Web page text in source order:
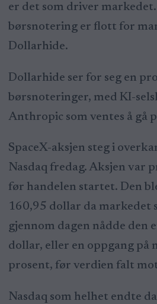
er det som driver
børsnotering er flott for
Dollarhide.
Dollarhide ser for seg en
børsnoteringer, med KI-
Anthropic som ventes å gå
SpaceX-aksjen steg i
Nasdaq fredag. Aksjen var
før handelen startet. Den
160,95 dollar da markedet
gjennom dagen nådde den
dollar, eller en oppgang på
prosent, før verdien falt
Nasdaq som helhet endte